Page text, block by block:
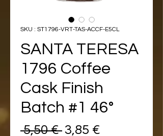
SKU : ST1796-VRT-TAS-ACCF-E5CL
SANTA TERESA
1796 Coffee
Cask Finish
Batch #1 46°
5,50 € Prix
3,85 €